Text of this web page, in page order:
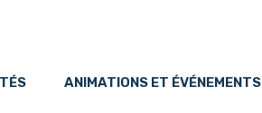
ANIMATIONS ET ÉVÉNEMENTS